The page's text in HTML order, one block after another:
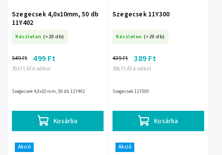
Szegecsek 4,0x10mm, 50 db
11Y402
Készleten (>20 db)
393 Ft ÁFA nélkül
549 Ft 499 Ft
Kosárba
Szegecsek 4,0x10mm, 50 db 11Y402
Szegecsek 11Y300
Készleten (>20 db)
306 Ft ÁFA nélkül
439 Ft 389 Ft
Kosárba
Szegecsek 11Y300
Akció Akció